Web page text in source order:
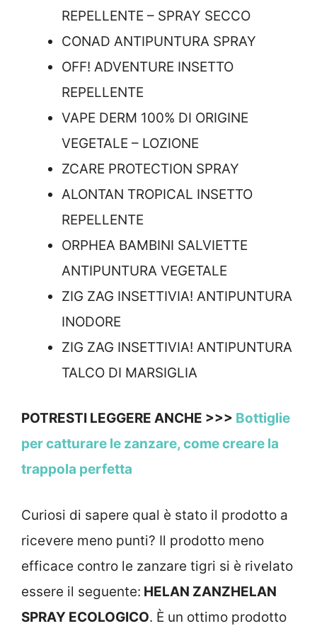
REPELLENTE – SPRAY SECCO
CONAD ANTIPUNTURA SPRAY
OFF! ADVENTURE INSETTO
REPELLENTE
VAPE DERM 100% DI ORIGINE
VEGETALE – LOZIONE
ZCARE PROTECTION SPRAY
ALONTAN TROPICAL INSETTO
REPELLENTE
ORPHEA BAMBINI SALVIETTE
ANTIPUNTURA VEGETALE
ZIG ZAG INSETTIVIA! ANTIPUNTURA
INODORE
ZIG ZAG INSETTIVIA! ANTIPUNTURA
TALCO DI MARSIGLIA
POTRESTI LEGGERE ANCHE >>> Bottiglie
per catturare le zanzare, come creare la
trappola perfetta
Curiosi di sapere qual è stato il prodotto a
ricevere meno punti? Il prodotto meno
efficace contro le zanzare tigri si è rivelato
essere il seguente: HELAN ZANZHELAN
SPRAY ECOLOGICO. È un ottimo prodotto